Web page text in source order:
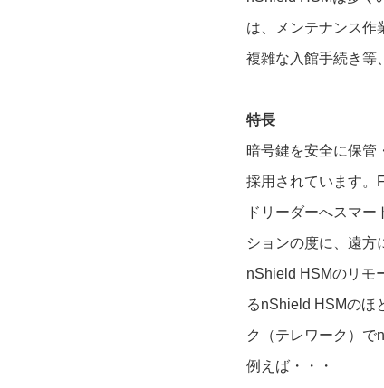
は、メンテナンス作
複雑な入館手続き等
特長
暗号鍵を安全に保管
採用されています。
ドリーダーへスマ
ションの度に、遠方
nShield HSMのリモ
るnShield HSMのほ
ク（テレワーク）で
例えば・・・